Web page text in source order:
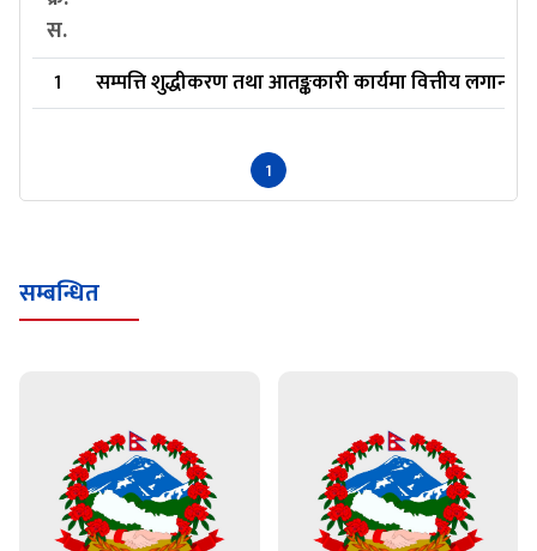
स.
1 सम्पत्ति शुद्धीकरण तथा आतङ्ककारी कार्यमा वित्तीय लगानी
1
सम्बन्धित